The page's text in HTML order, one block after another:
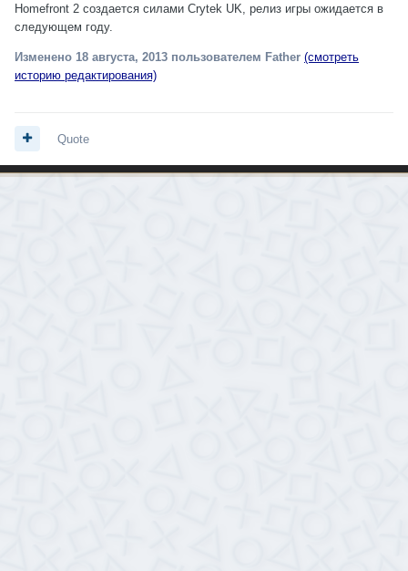
Homefront 2 создается силами Crytek UK, релиз игры ожидается в
следующем году.
Изменено 18 августа, 2013 пользователем Father (смотреть
историю редактирования)
Quote